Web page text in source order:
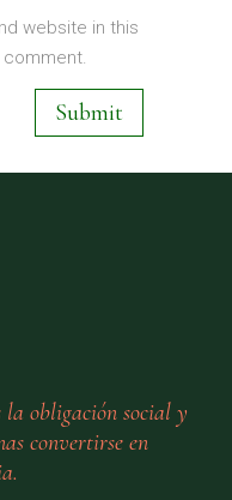
website in this
la obligación social y
convertirse en